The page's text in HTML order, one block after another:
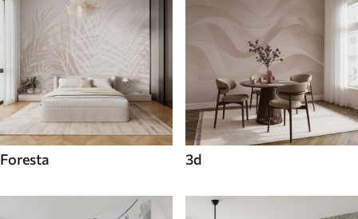
Foresta 3d